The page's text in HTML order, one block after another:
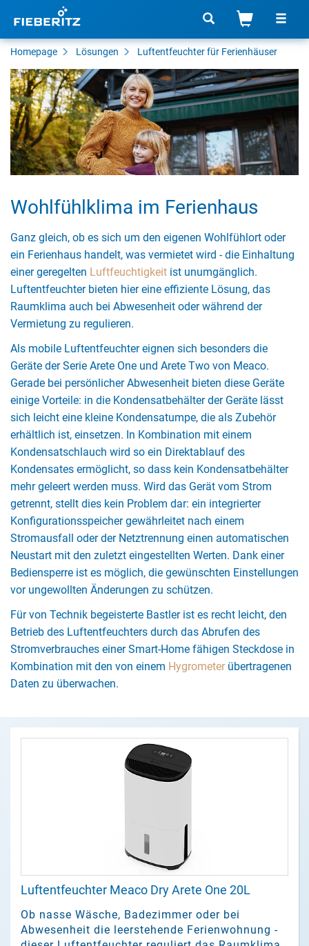
Homepage Lösungen Luftentfeuchter für Ferienhäuser
Wohlfühlklima im Ferienhaus
Ganz gleich, ob es sich um den eigenen Wohlfühlort oder
ein Ferienhaus handelt, was vermietet wird - die Einhaltung
einer geregelten Luftfeuchtigkeit ist unumgänglich.
Luftentfeuchter bieten hier eine effiziente Lösung, das
Raumklima auch bei Abwesenheit oder während der
Vermietung zu regulieren.
Als mobile Luftentfeuchter eignen sich besonders die
Geräte der Serie Arete One und Arete Two von Meaco.
Gerade bei persönlicher Abwesenheit bieten diese Geräte
einige Vorteile: in die Kondensatbehälter der Geräte lässt
sich leicht eine kleine Kondensatumpe, die als Zubehör
erhältlich ist, einsetzen. In Kombination mit einem
Kondensatschlauch wird so ein Direktablauf des
Kondensates ermöglicht, so dass kein Kondensatbehälter
mehr geleert werden muss. Wird das Gerät vom Strom
getrennt, stellt dies kein Problem dar: ein integrierter
Konfigurationsspeicher gewährleitet nach einem
Stromausfall oder der Netztrennung einen automatischen
Neustart mit den zuletzt eingestellten Werten. Dank einer
Bediensperre ist es möglich, die gewünschten Einstellungen
vor ungewollten Änderungen zu schützen.
Für von Technik begeisterte Bastler ist es recht leicht, den
Betrieb des Luftentfeuchters durch das Abrufen des
Stromverbrauches einer Smart-Home fähigen Steckdose in
Kombination mit den von einem Hygrometerübertragenen
Daten zu überwachen.
Luftentfeuchter Meaco Dry Arete One 20L
Ob nasse Wäsche, Badezimmer oder bei
Abwesenheit die leerstehende Ferienwohnung -